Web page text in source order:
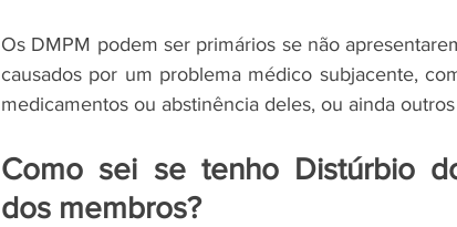
Os DMPM podem ser primários se não
causados por um problema médico subjacente,
medicamentos ou abstinência deles, ou ainda
Como sei se tenho Distúrbio
dos membros?